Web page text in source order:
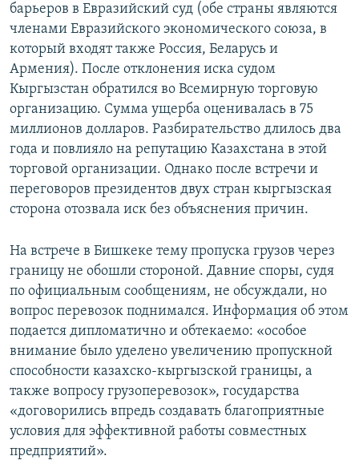
барьеров в Евразийский суд (обе страны являются
членами Евразийского экономического союза, в
который входят также Россия, Беларусь и
Армения). После отклонения иска судом
Кыргызстан обратился во Всемирную торговую
организацию. Сумма ущерба оценивалась в 75
миллионов долларов. Разбирательство длилось два
года и повлияло на репутацию Казахстана в этой
торговой организации. Однако после встречи и
переговоров президентов двух стран кыргызская
сторона отозвала иск без объяснения причин.
На встрече в Бишкеке тему пропуска грузов через
границу не обошли стороной. Давние споры, судя
по официальным сообщениям, не обсуждали, но
вопрос перевозок поднимался. Информация об этом
подается дипломатично и обтекаемо: «особое
внимание было уделено увеличению пропускной
способности казахско-кыргызской границы, а
также вопросу грузоперевозок», государства
«договорились впредь создавать благоприятные
условия для эффективной работы совместных
предприятий».